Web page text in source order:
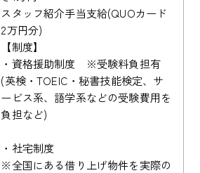
スタッフ紹介手当支給(QUOカード
2万円分)
【制度】
・資格援助制度 ※受験料負担有
(英検・TOEIC・秘書技能検定、サ
ービス系、語学系などの受験費用を
負担など)
・社宅制度
※全国にある借り上げ物件を実際の